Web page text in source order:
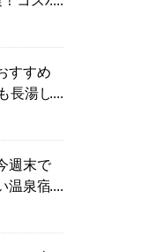
すすめ
長湯し
週末で
温泉宿